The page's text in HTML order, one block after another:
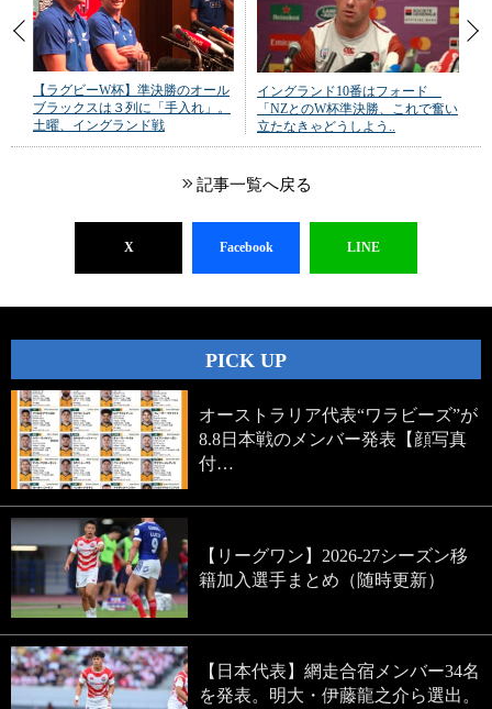
【ラグビーW杯】準決勝のオール
ブラックスは３列に「手入れ」。
土曜、イングランド戦
イングランド10番はフォード
「NZとのW杯準決勝、これで奮い
立たなきゃどうしよう..
記事一覧へ戻る
X Facebook LINE
PICK UP
オーストラリア代表“ワラビーズ”が
8.8日本戦のメンバー発表【顔写真
付…
【リーグワン】2026-27シーズン移
籍加入選手まとめ（随時更新）
【日本代表】網走合宿メンバー34名
を発表。明大・伊藤龍之介ら選出。